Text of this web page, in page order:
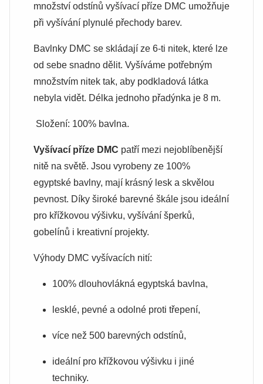
množství odstínů vyšívací příze DMC umožňuje
při vyšívání plynulé přechody barev.
Bavlnky DMC se skládají ze 6-ti nitek, které lze
od sebe snadno dělit. Vyšíváme potřebným
množstvím nitek tak, aby podkladová látka
nebyla vidět. Délka jednoho přadýnka je 8 m.
Složení: 100% bavlna.
Vyšívací příze DMC patří mezi nejoblíbenější
nitě na světě. Jsou vyrobeny ze 100%
egyptské bavlny, mají krásný lesk a skvělou
pevnost. Díky široké barevné škále jsou ideální
pro křížkovou výšivku, vyšívání šperků,
gobelínů i kreativní projekty.
Výhody DMC vyšívacích nití:
100% dlouhovlákná egyptská bavlna,
lesklé, pevné a odolné proti třepení,
více než 500 barevných odstínů,
ideální pro křížkovou výšivku i jiné
techniky.